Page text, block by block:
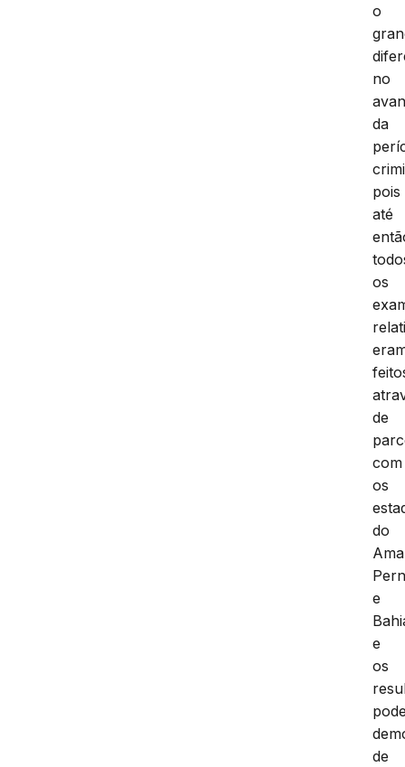
o
no
da
pois
até
os
de
com
os
do
e
e
os
de